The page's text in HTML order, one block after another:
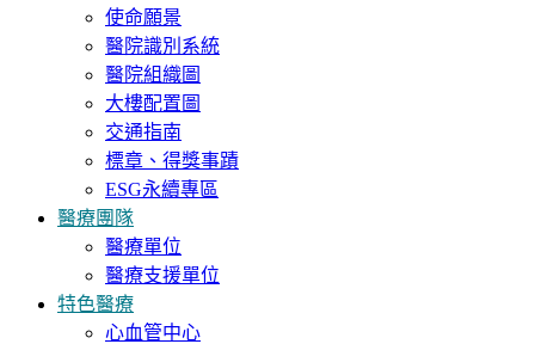
使命願景
醫院識別系統
醫院組織圖
大樓配置圖
交通指南
標章、得獎事蹟
ESG永續專區
醫療團隊
醫療單位
醫療支援單位
特色醫療
心血管中心